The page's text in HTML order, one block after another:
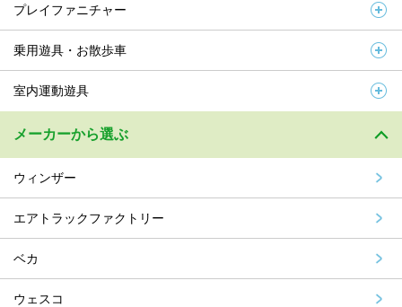
プレイファニチャー
乗用遊具・お散歩車
室内運動遊具
メーカーから選ぶ
ウィンザー
エアトラックファクトリー
ベカ
ウェスコ